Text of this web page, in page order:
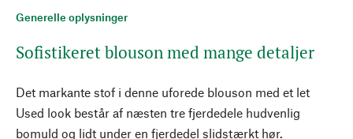
Generelle oplysninger
Sofistikeret blouson med mange detaljer
Det markante stof i denne uforede blouson med et let
Used look består af næsten tre fjerdedele hudvenlig
bomuld og lidt under en fjerdedel slidstærkt hør.